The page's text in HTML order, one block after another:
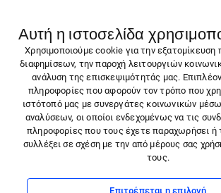
Αυτή η ιστοσελίδα
Χρησιμοποιούμε cookie για την εξατομίκευση
διαφημίσεων, την παροχή λειτουργιών
ανάλυση της επισκεψιμότητάς μας.
πληροφορίες που αφορούν τον τρόπο που
ιστότοπό μας με συνεργάτες κοινωνικών
αναλύσεων, οι οποίοι ενδεχομένως να τις
πληροφορίες που τους έχετε παραχωρήσει ή
συλλέξει σε σχέση με την από μέρους σας
τους.
Επιτρέπεται η επιλογή
Molicare
ΟΙ ΥΠΗΡΕΣΊΕΣ
Αίτημα επιστροφής
Νέα & Άρθρα
Επικοινωνήστε
ΠΡΟΪΌΝΤΑ
ΟΙ
Instagram
Υποστήριξη πελατών
info@gr.hartmann.info